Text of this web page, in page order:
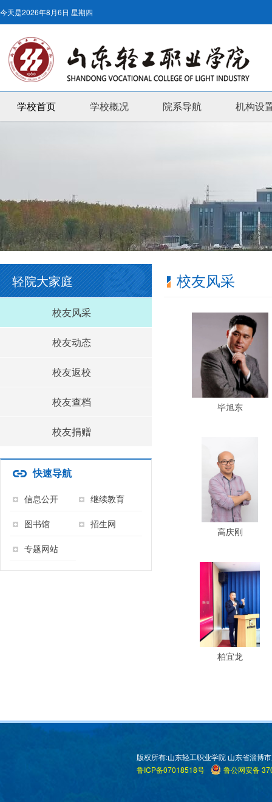
今天是2026年8月6日 星期四
学校首页 学校概况 院系导航 机构设
轻院大家庭
校友风采
校友动态
校友返校
校友查档
校友捐赠
快速导航
信息公开 继续教育
图书馆 招生网
专题网站
校友风采
毕旭东
高庆刚
柏宜龙
版权所有:山东轻工职业学院 山东省淄
鲁ICP备07018518号
鲁公网安备